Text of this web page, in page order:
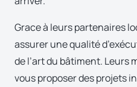
Grace à leurs partenaires
assurer une qualité
de l’art du bâtiment. Leurs
vous proposer des projets